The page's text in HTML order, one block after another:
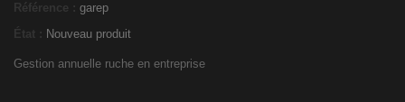
Référence : garep
État : Nouveau produit
Gestion annuelle ruche en entreprise